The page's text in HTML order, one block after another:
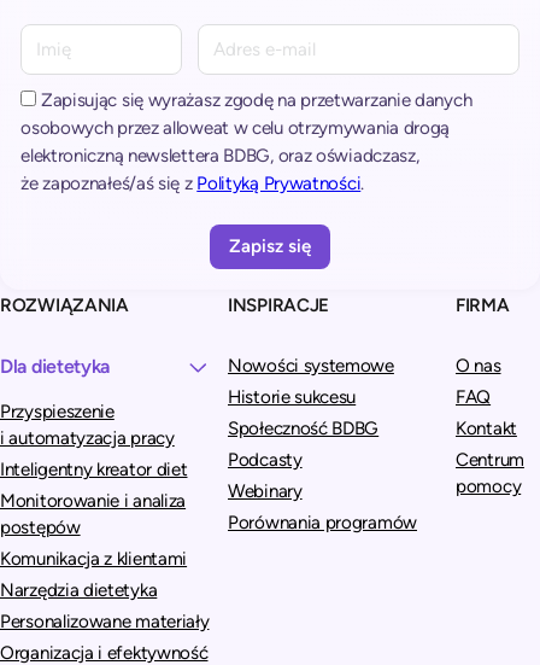
ROZWIĄZANIA
Dla dietetyka
Przyspieszenie
i automatyzacja pracy
Inteligentny kreator diet
Monitorowanie i analiza
postępów
Komunikacja z klientami
Narzędzia dietetyka
Personalizowane materiały
Organizacja i efektywność
INSPIRACJE
Nowości systemowe
Historie sukcesu
Społeczność BDBG
Podcasty
Webinary
Porównania programów
FIRMA
O nas
FAQ
Kontakt
Centrum
pomocy
Zapisując się wyrażasz zgodę na przetwarzanie danych
osobowych przez alloweat w celu otrzymywania drogą
elektroniczną newslettera BDBG, oraz oświadczasz,
że zapoznałeś/aś się z Polityką Prywatności.
A
l
t
e
r
n
e